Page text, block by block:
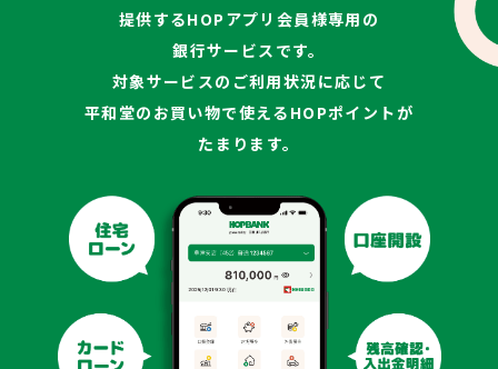
提供するHOPアプリ会員様専用の
銀行サービスです。
対象サービスのご利用状況に応じて
平和堂のお買い物で使えるHOPポイントが
たまります。